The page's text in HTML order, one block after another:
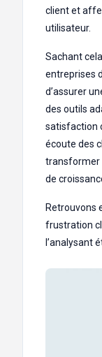
client et
utilisateur.
Sachant
entreprises
d’assurer
des outils
satisfaction
écoute des
transformer
de
Retrouvons
frustration
l’analysant